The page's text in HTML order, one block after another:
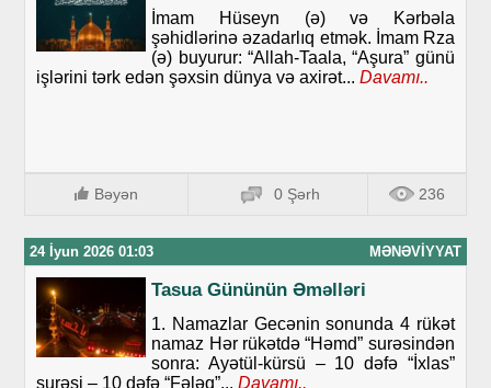
İmam Hüseyn (ə) və Kərbəla
şəhidlərinə əzadarlıq etmək. İmam Rza
(ə) buyurur: “Allah-Taala, “Aşura” günü
işlərini tərk edən şəxsin dünya və axirət... Davamı..
Bəyən 0 Şərh 236
24 İyun 2026 01:03 MƏNƏVIYYAT
Tasua Gününün Əməlləri
1. Namazlar Gecənin sonunda 4 rükət
namaz Hər rükətdə “Həmd” surəsindən
sonra: Ayətül-kürsü – 10 dəfə “İxlas”
surəsi – 10 dəfə “Fələq”... Davamı..